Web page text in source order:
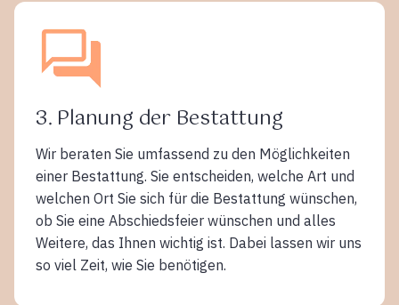
3. Planung der Bestattung
Wir beraten Sie umfassend zu den Möglichkeiten
einer Bestattung. Sie entscheiden, welche Art und
welchen Ort Sie sich für die Bestattung wünschen,
ob Sie eine Abschiedsfeier wünschen und alles
Weitere, das Ihnen wichtig ist. Dabei lassen wir uns
so viel Zeit, wie Sie benötigen.